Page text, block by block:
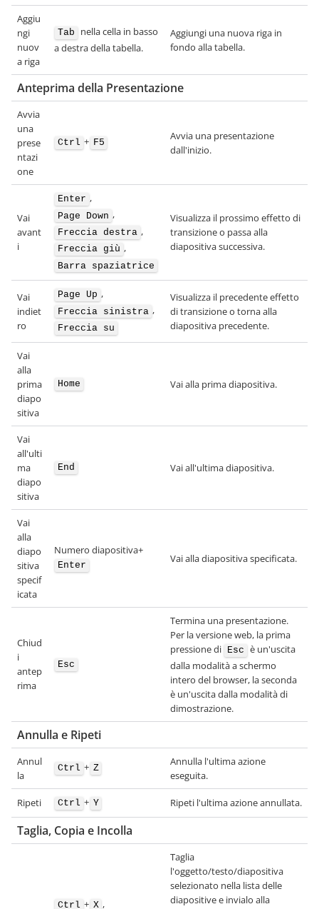
Aggiu
ngi
nuov
a riga
Tab
nella cella in basso
a destra della tabella.
Aggiungi una nuova riga in
fondo alla tabella.
Anteprima della Presentazione
Avvia
una
prese
ntazi
one
Ctrl + F5
Avvia una presentazione
dall'inizio.
Vai
avant
i
Enter ,
Page Down ,
Freccia destra ,
Freccia giù ,
Barra spaziatrice
Visualizza il prossimo effetto di
transizione o passa alla
diapositiva successiva.
Vai
indiet
ro
Page Up ,
Freccia sinistra ,
Freccia su
Visualizza il precedente effetto
di transizione o torna alla
diapositiva precedente.
Vai
alla
prima
diapo
sitiva
Home Vai alla prima diapositiva.
Vai
all'ulti
ma
diapo
sitiva
End Vai all'ultima diapositiva.
Vai
alla
diapo
sitiva
specif
icata
Numero diapositiva+
Enter
Vai alla diapositiva specificata.
Chiud
i
antep
rima
Esc
Termina una presentazione.
Per la versione web, la prima
pressione di Esc è un'uscita
dalla modalità a schermo
intero del browser, la seconda
è un'uscita dalla modalità di
dimostrazione.
Annulla e Ripeti
Annul
la
Ctrl + Z
Annulla l'ultima azione
eseguita.
Ripeti Ctrl + Y Ripeti l'ultima azione annullata.
Taglia, Copia e Incolla
Ctrl + X ,
Taglia
l'oggetto/testo/diapositiva
selezionato nella lista delle
diapositive e invialo alla